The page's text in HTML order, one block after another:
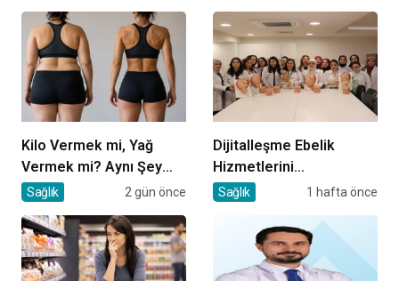
Kilo Vermek mi, Yağ
Vermek mi? Aynı Şey
Sanıyoruz Ama Değil!
Sağlık 2 gün önce
Dijitalleşme Ebelik
Hizmetlerini
Dönüştürüyor
Sağlık 1 hafta önce